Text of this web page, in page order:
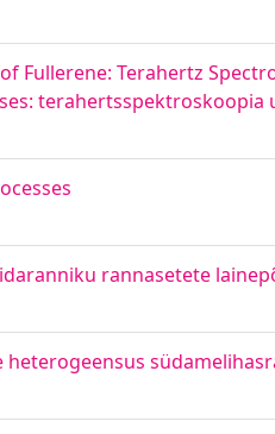
Fullerene: Terahertz
terahertsspektroskoopia
rannasetete